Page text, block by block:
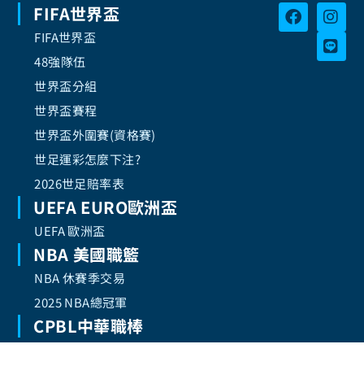
FIFA世界盃
FIFA世界盃
48強隊伍
世界盃分組
世界盃賽程
世界盃外圍賽(資格賽)
世足運彩怎麼下注?
2026世足賠率表
UEFA EURO歐洲盃
UEFA 歐洲盃
NBA 美國職籃
NBA 休賽季交易
2025 NBA總冠軍
CPBL中華職棒